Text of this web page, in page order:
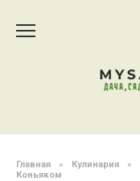
содержанию
Главная » Кулинария »
Коньяком